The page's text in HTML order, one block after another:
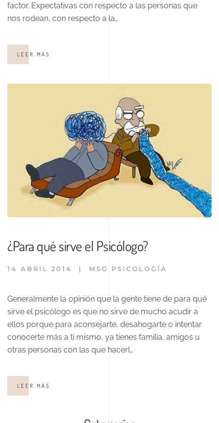
factor. Expectativas con respecto a las personas que
nos rodean, con respecto a la…
LEER MÁS
¿Para qué sirve el Psicólogo?
14 ABRIL 2014 | MSG PSICOLOGÍA
Generalmente la opinión que la gente tiene de para qué
sirve el psicólogo es que no sirve de mucho acudir a
ellos porque para aconsejarte, desahogarte o intentar
conocerte más a ti mismo, ya tienes familia, amigos u
otras personas con las que hacerl…
LEER MÁS